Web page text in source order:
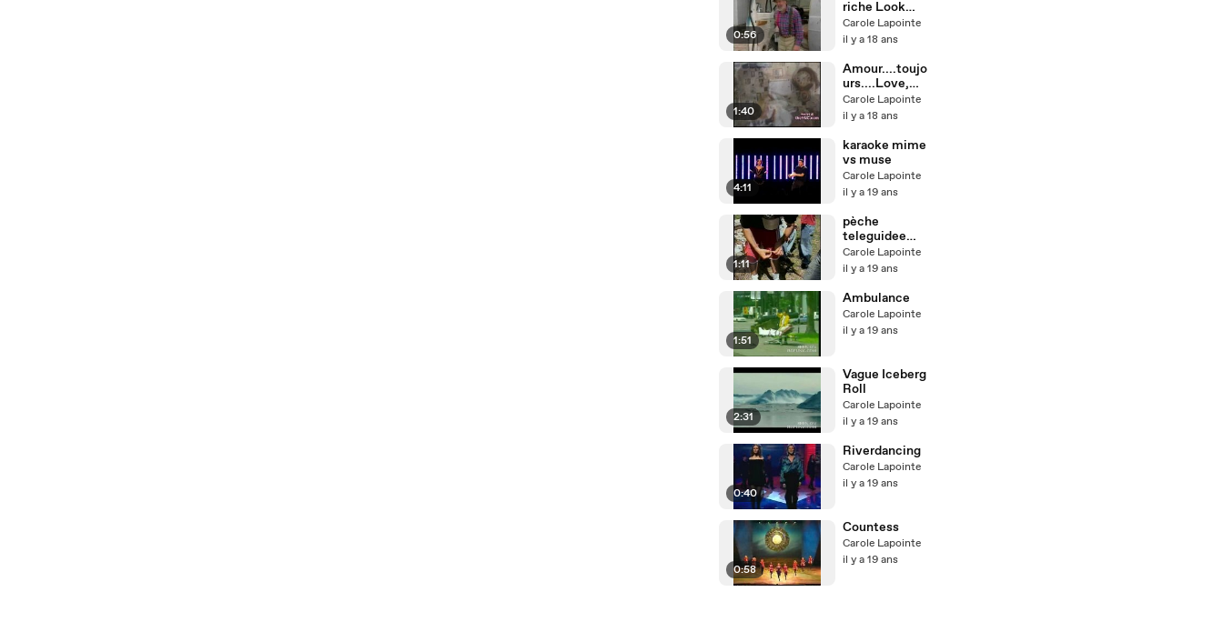
0:56
riche Look
rich !
Carole Lapointe
il y a 18 ans
1:40
Amour....toujo
urs....Love,
love, love...
Carole Lapointe
il y a 18 ans
4:11
karaoke mime
vs muse
Carole Lapointe
il y a 19 ans
1:11
pèche
teleguidee
Remote
control
Carole Lapointe
il y a 19 ans
1:51
Ambulance
Carole Lapointe
il y a 19 ans
2:31
Vague Iceberg
Roll
Carole Lapointe
il y a 19 ans
0:40
Riverdancing
Carole Lapointe
il y a 19 ans
0:58
Countess
Carole Lapointe
il y a 19 ans